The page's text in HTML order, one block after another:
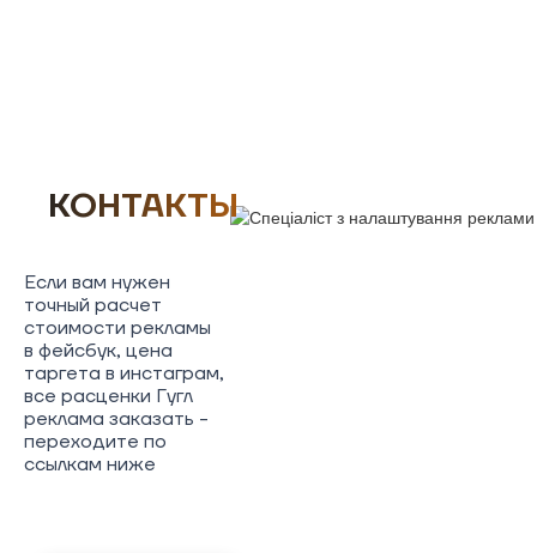
КОНТАКТЫ
Если вам нужен
точный расчет
стоимости рекламы
в фейсбук, цена
таргета в инстаграм,
все расценки Гугл
реклама заказать -
переходите по
ссылкам ниже